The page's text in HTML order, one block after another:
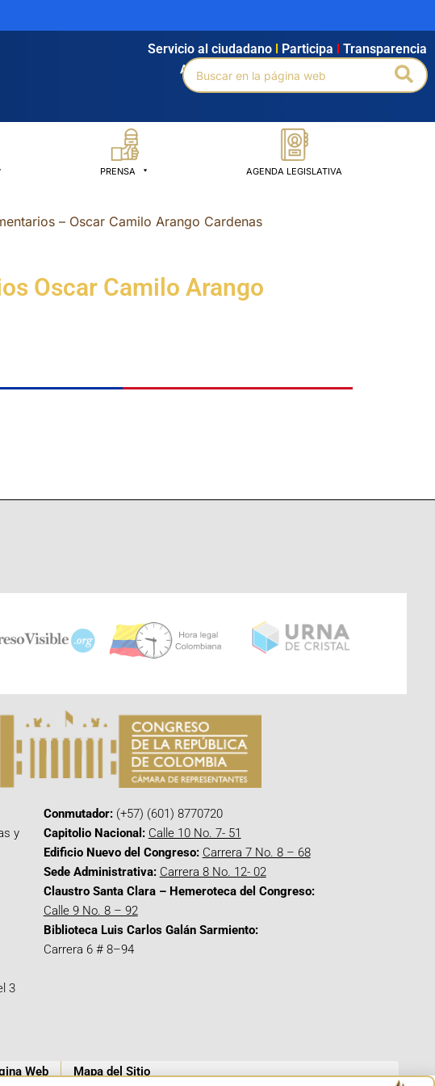
Agendamiento Intranet Búsqueda avanzada
Servicio al ciudadano Participa Transparencia
Buscar
por:
PRENSA AGENDA LEGISLATIVA
– Oscar Camilo Arango Cardenas
Oscar Camilo Arango
y
3
Conmutador:(+57) (601) 8770720
Capitolio Nacional: Calle 10 No. 7- 51
Edificio Nuevo del Congreso: Carrera 7 No. 8 – 68
Sede Administrativa: Carrera 8 No. 12- 02
Claustro Santa Clara – Hemeroteca del Congreso:
Calle 9 No. 8 – 92
Biblioteca Luis Carlos Galán Sarmiento:
Carrera 6 # 8–94
Web Mapa del Sitio